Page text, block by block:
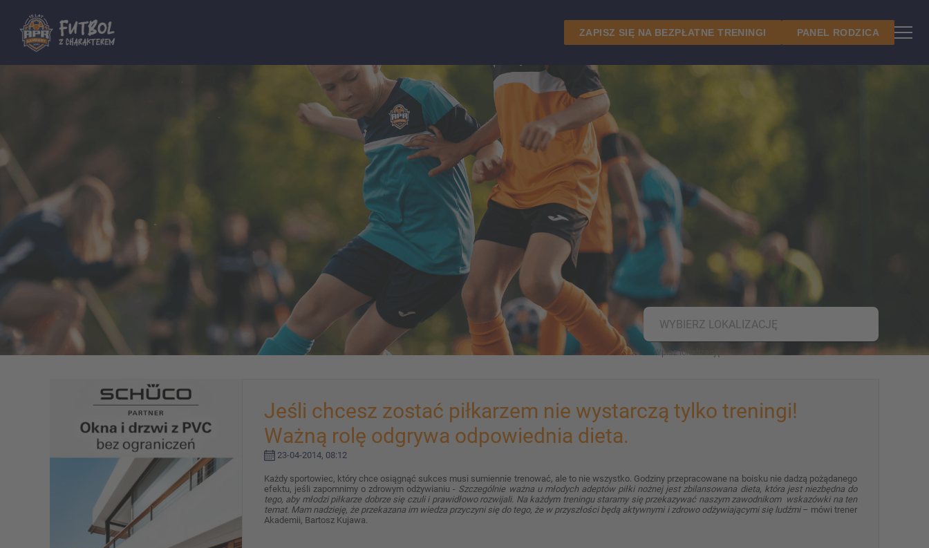
ZAPISZ SIĘ NA BEZPŁATNE TRENINGI PANEL RODZICA
WYBIERZ LOKALIZACJĘ
Jeśli chcesz zostać piłkarzem nie wystarczą tylko treningi!
Ważną rolę odgrywa odpowiednia dieta.
23-04-2014, 08:12
Każdy sportowiec, który chce osiągnąć sukces musi sumiennie trenować, ale to nie wszystko. Godziny przepracowane na boisku nie dadzą pożądanego
efektu, jeśli zapomnimy o zdrowym odżywianiu - Szczególnie ważna u młodych adeptów piłki nożnej jest zbilansowana dieta, która jest niezbędna do
tego, aby młodzi piłkarze dobrze się czuli i prawidłowo rozwijali. Na każdym treningu staramy się przekazywać naszym zawodnikom wskazówki na ten
temat. Mam nadzieję, że przekazana im wiedza przyczyni się do tego, że w przyszłości będą aktywnymi i zdrowo odżywiającymi się ludźmi– mówi trener
Akademii, Bartosz Kujawa.